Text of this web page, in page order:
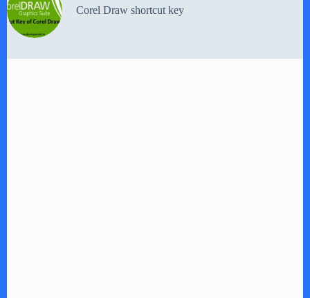
Corel Draw shortcut key